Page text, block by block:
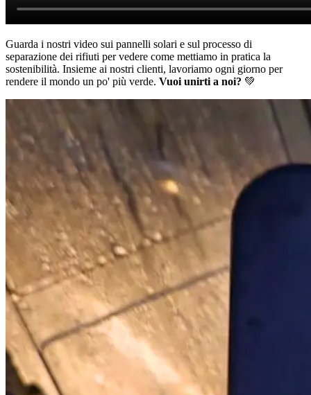
Guarda i nostri video sui pannelli solari e sul processo di
separazione dei rifiuti per vedere come mettiamo in pratica la
sostenibilità. Insieme ai nostri clienti, lavoriamo ogni giorno per
rendere il mondo un po' più verde. Vuoi unirti a noi? 💚